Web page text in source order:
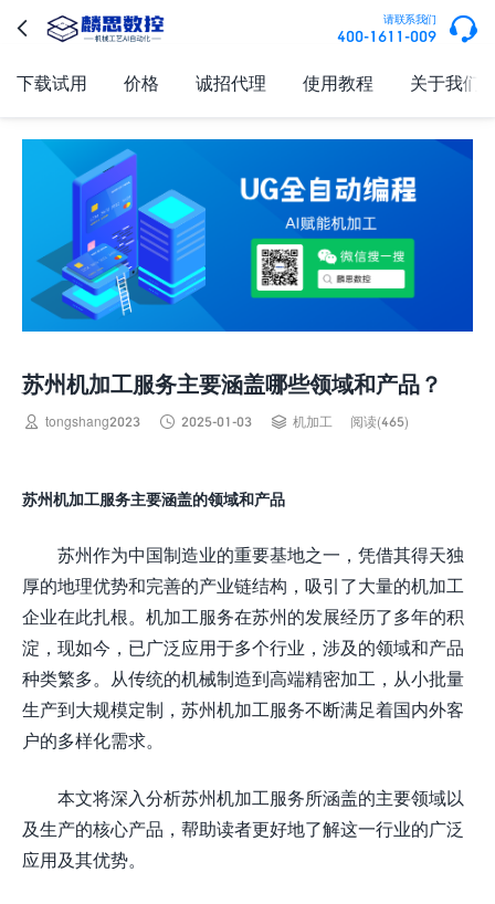
 请联系我们
400-1611-009 
下载试用 价格 诚招代理 使用教程 关于我们
苏州机加工服务主要涵盖哪些领域和产品？
 tongshang2023  2025-01-03  机加工 阅读(465)
苏州机加工服务主要涵盖的领域和产品
苏州作为中国制造业的重要基地之一，凭借其得天独
厚的地理优势和完善的产业链结构，吸引了大量的机加工
企业在此扎根。机加工服务在苏州的发展经历了多年的积
淀，现如今，已广泛应用于多个行业，涉及的领域和产品
种类繁多。从传统的机械制造到高端精密加工，从小批量
生产到大规模定制，苏州机加工服务不断满足着国内外客
户的多样化需求。
本文将深入分析苏州机加工服务所涵盖的主要领域以
及生产的核心产品，帮助读者更好地了解这一行业的广泛
应用及其优势。